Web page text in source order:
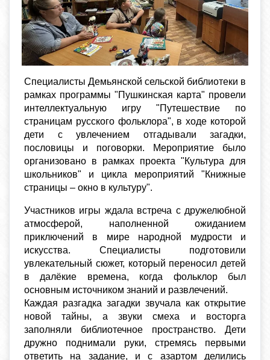
Специалисты Демьянской сельской библиотеки в
рамках программы "Пушкинская карта" провели
интеллектуальную игру "Путешествие по
страницам русского фольклора", в ходе которой
дети с увлечением отгадывали загадки,
пословицы и поговорки. Мероприятие было
организовано в рамках проекта "Культура для
школьников" и цикла мероприятий "Книжные
страницы – окно в культуру".
Участников игры ждала встреча с дружелюбной
атмосферой, наполненной ожиданием
приключений в мире народной мудрости и
искусства. Специалисты подготовили
увлекательный сюжет, который переносил детей
в далёкие времена, когда фольклор был
основным источником знаний и развлечений.
Каждая разгадка загадки звучала как открытие
новой тайны, а звуки смеха и восторга
заполняли библиотечное пространство. Дети
дружно поднимали руки, стремясь первыми
ответить на задание, и с азартом делились